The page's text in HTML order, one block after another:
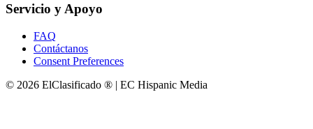
Servicio y Apoyo
FAQ
Contáctanos
Consent Preferences
© 2026 ElClasificado ® | EC Hispanic Media